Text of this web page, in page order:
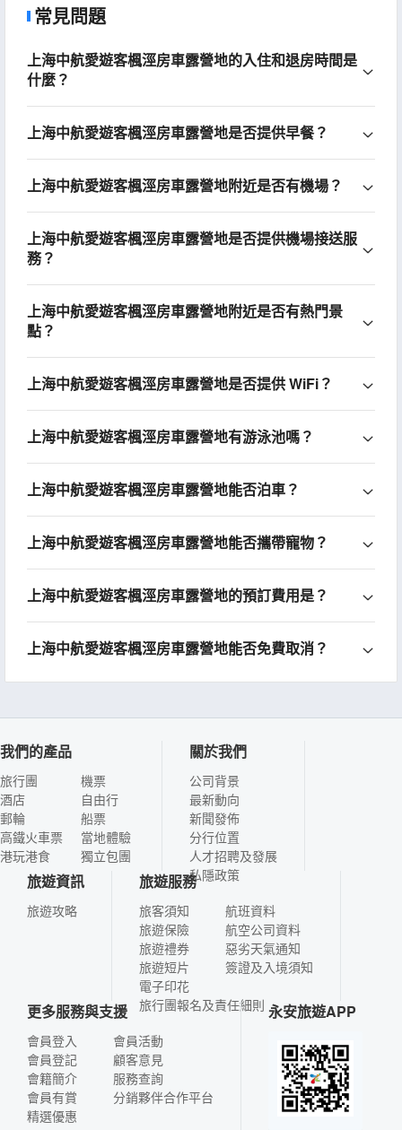
常見問題
上海中航愛遊客楓涇房車露營地的入住和退房時間是
什麼？
上海中航愛遊客楓涇房車露營地是否提供早餐？
上海中航愛遊客楓涇房車露營地附近是否有機場？
上海中航愛遊客楓涇房車露營地是否提供機場接送服
務？
上海中航愛遊客楓涇房車露營地附近是否有熱門景
點？
上海中航愛遊客楓涇房車露營地是否提供 WiFi？
上海中航愛遊客楓涇房車露營地有游泳池嗎？
上海中航愛遊客楓涇房車露營地能否泊車？
上海中航愛遊客楓涇房車露營地能否攜帶寵物？
上海中航愛遊客楓涇房車露營地的預訂費用是？
上海中航愛遊客楓涇房車露營地能否免費取消？
我們的產品
旅行團
酒店
郵輪
高鐵火車票
港玩港食
機票
自由行
船票
當地體驗
獨立包團
關於我們
公司背景
最新動向
新聞發佈
分行位置
人才招聘及發展
私隱政策
旅遊資訊
旅遊攻略
旅遊服務
旅客須知
旅遊保險
旅遊禮券
旅遊短片
電子印花
航班資料
航空公司資料
惡劣天氣通知
簽證及入境須知
旅行團報名及責任細則
更多服務與支援
會員登入
會員登記
會籍簡介
會員有賞
精選優惠
會員活動
顧客意見
服務查詢
分銷夥伴合作平台
永安旅遊APP